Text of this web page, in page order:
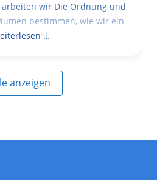
wir Die Ordnung und
bestimmen, wie wir ein
wie wohl…
anzeigen